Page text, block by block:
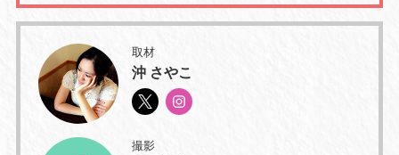
取材
沖 さやこ
撮影